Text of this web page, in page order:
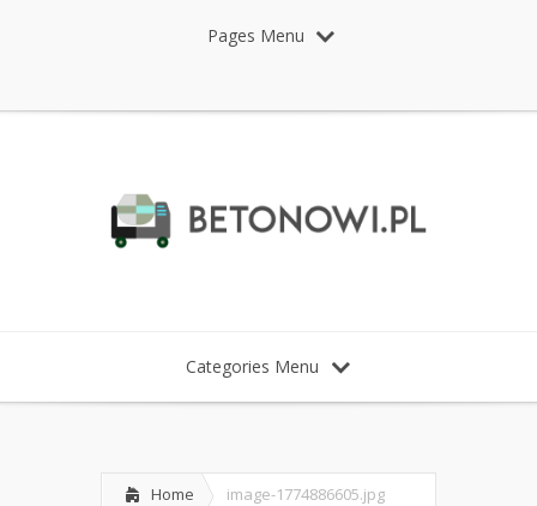
Pages Menu
Categories Menu
Home image-1774886605.jpg